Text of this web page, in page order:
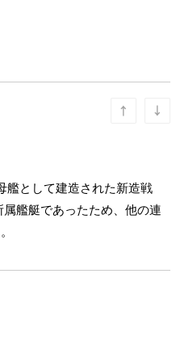
艦として建造された新造戦
艦艇であったため、他の連